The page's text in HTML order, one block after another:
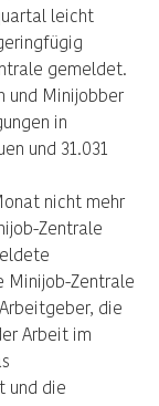
leicht
gemeldet.
und Minijobber
in
und 31.031
nicht mehr
Zentrale
Minijob-Zentrale
die
Arbeit im
und die